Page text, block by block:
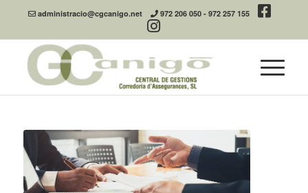
administracio@cgcanigo.net 972 206 050 -972 257 155